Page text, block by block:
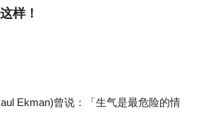
样！
Ekman)曾说：「生气是最危险的情